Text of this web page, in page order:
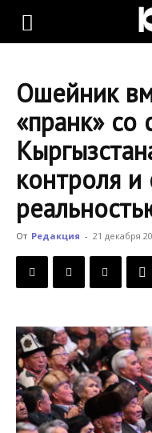
KLOOP.KG
Новости
Кыргызстана
Ошейник
«пранк» со
контроля и
От Редакция - 21 декабря